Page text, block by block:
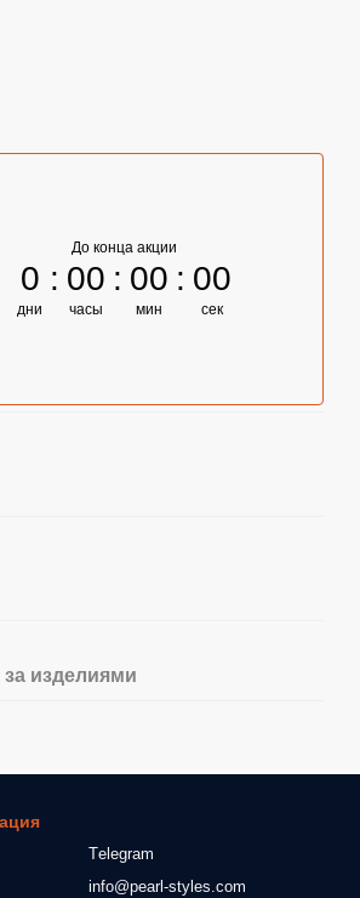
До конца акции
0
дни
00
часы
00
мин
00
сек
за изделиями
Тelegram
info@pearl-styles.com